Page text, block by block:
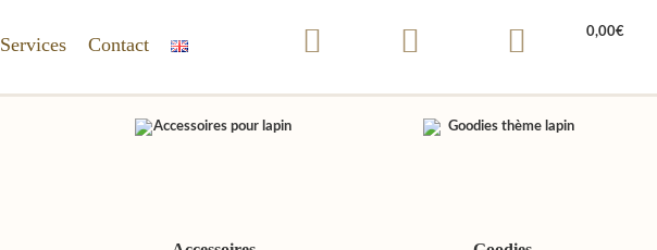
Services Contact
0,00€